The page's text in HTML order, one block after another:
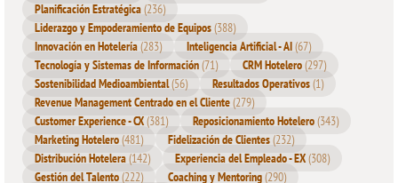
Ventajas de la IA generativa
en la industria hotelera:
personalización y eficiencia
La personalización es clave en el marketing hotelero, ya que los
clientes buscanexperienciasúnicas y adaptadas a sus gustos y
Planificación Estratégica(236)
Liderazgo y Empoderamiento de Equipos(388)
Innovación en Hotelería(283) Inteligencia Artificial - AI(67)
Tecnología y Sistemas de Información(71) CRM Hotelero(297)
Sostenibilidad Medioambiental(56) Resultados Operativos(1)
Revenue Management Centrado en el Cliente(279)
Customer Experience - CX(381) Reposicionamiento Hotelero(343)
Marketing Hotelero(481) Fidelización de Clientes(232)
Distribución Hotelera(142) Experiencia del Empleado - EX(308)
Gestión del Talento(222) Coaching y Mentoring(290)